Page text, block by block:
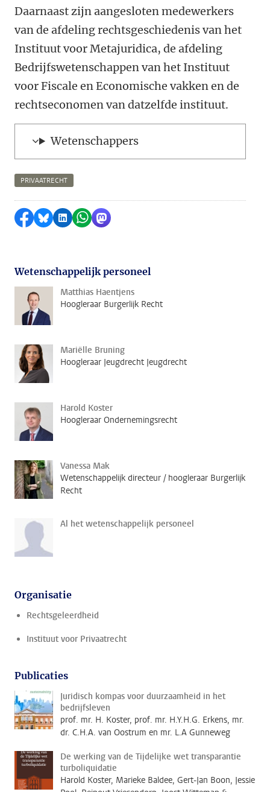
Daarnaast zijn aangesloten medewerkers
van de afdeling rechtsgeschiedenis van het
Instituut voor Metajuridica, de afdeling
Bedrijfswetenschappen van het Instituut
voor Fiscale en Economische vakken en de
rechtseconomen van datzelfde instituut.
Wetenschappers
PRIVAATRECHT
Delen op Facebook
Delen via Bluesky
Delen op LinkedIn
Delen via WhatsApp
Delen via Mastodon
Wetenschappelijk personeel
Matthias Haentjens
Hoogleraar Burgerlijk Recht
Mariëlle Bruning
Hoogleraar Jeugdrecht Jeugdrecht
Harold Koster
Hoogleraar Ondernemingsrecht
Vanessa Mak
Wetenschappelijk directeur / hoogleraar Burgerlijk
Recht
Al het wetenschappelijk personeel
Organisatie
Rechtsgeleerdheid
Instituut voor Privaatrecht
Publicaties
Juridisch kompas voor duurzaamheid in het
bedrijfsleven
prof. mr. H. Koster, prof. mr. H.Y.H.G. Erkens, mr.
dr. C.H.A. van Oostrum en mr. L.A Gunneweg
De werking van de Tijdelijke wet transparantie
turboliquidatie
Harold Koster, Marieke Baldee, Gert-Jan Boon, Jessie